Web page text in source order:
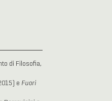
di Filosofia,
e Fuori